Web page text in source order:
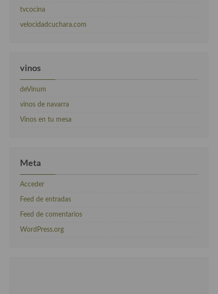
tvcocina
velocidadcuchara.com
vinos
deVinum
vinos de navarra
Vinos en tu mesa
Meta
Acceder
Feed de entradas
Feed de comentarios
WordPress.org